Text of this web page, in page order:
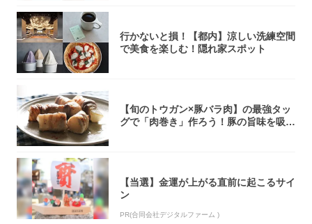
行かないと損！【都内】涼しい洗練空間
で美食を楽しむ！隠れ家スポット
【旬のトウガン×豚バラ肉】の最強タッ
グで「肉巻き」作ろう！豚の旨味を吸い
【当選】金運が上がる直前に起こるサイ
ン
PR(合同会社デジタルファーム )